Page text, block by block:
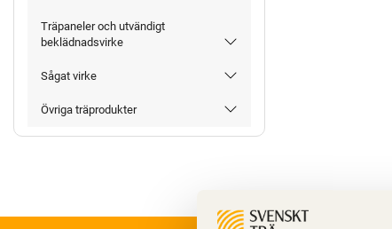
Träpaneler och utvändigt
beklädnadsvirke
Sågat virke
Övriga träprodukter